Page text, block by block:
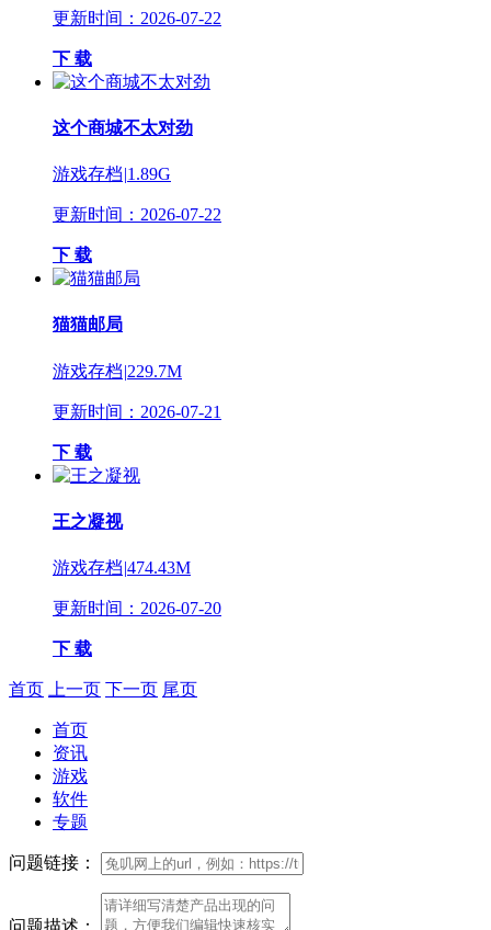
更新时间：2026-07-22
下 载
这个商城不太对劲
游戏存档|1.89G
更新时间：2026-07-22
下 载
猫猫邮局
游戏存档|229.7M
更新时间：2026-07-21
下 载
王之凝视
游戏存档|474.43M
更新时间：2026-07-20
下 载
首页 上一页 下一页 尾页
首页
资讯
游戏
软件
专题
问题链接：
问题描述：